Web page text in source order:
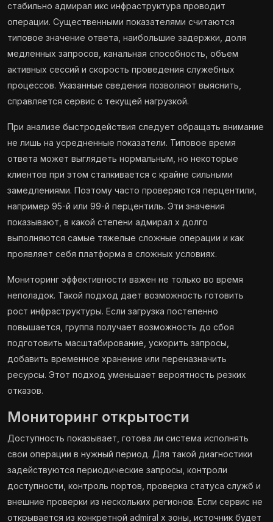
стабильно адмирал икс инфраструктура проводит
операции. Существенными показателями считаются
типовое значение ответа, наибольшие задержки, доля
медленных запросов, канальная способность, объем
активных сессий и скорость проведения служебных
процессов. Указанные сведения позволяют выяснить,
справляется сервис с текущей нагрузкой.
При анализе быстродействия следует обращать внимание
не лишь на усредненные показатели. Типовое время
ответа может выглядеть нормальным, но некоторые
клиентов при этом сталкивается с крайне сильными
замедлениями. Поэтому часто проверяются перцентили,
например 95-й или 99-й перцентиль. Эти значения
показывают, в какой степени адмирал х долго
выполняются самые тяжелые сложные операции и как
проявляет себя платформа в сложных условиях.
Мониторинг эффективности важен не только во время
неполадок. Такой подход дает возможность готовить
рост инфраструктуры. Если загрузка постепенно
повышается, группа получает возможность до сбоя
подготовить масштабирование, ускорить запросы,
добавить временное хранение или переназначить
ресурсы. Этот подход уменьшает вероятность резких
отказов.
Мониторинг открытости
Доступность показывает, готова ли система исполнять
свои операции в нужный период. Для такой диагностики
задействуются периодические запросы, контроли
доступности, контроль портов, проверка статуса служб и
внешние проверки из нескольких регионов. Если сервис не
открывается из конкретной admiral x зоны, источник будет